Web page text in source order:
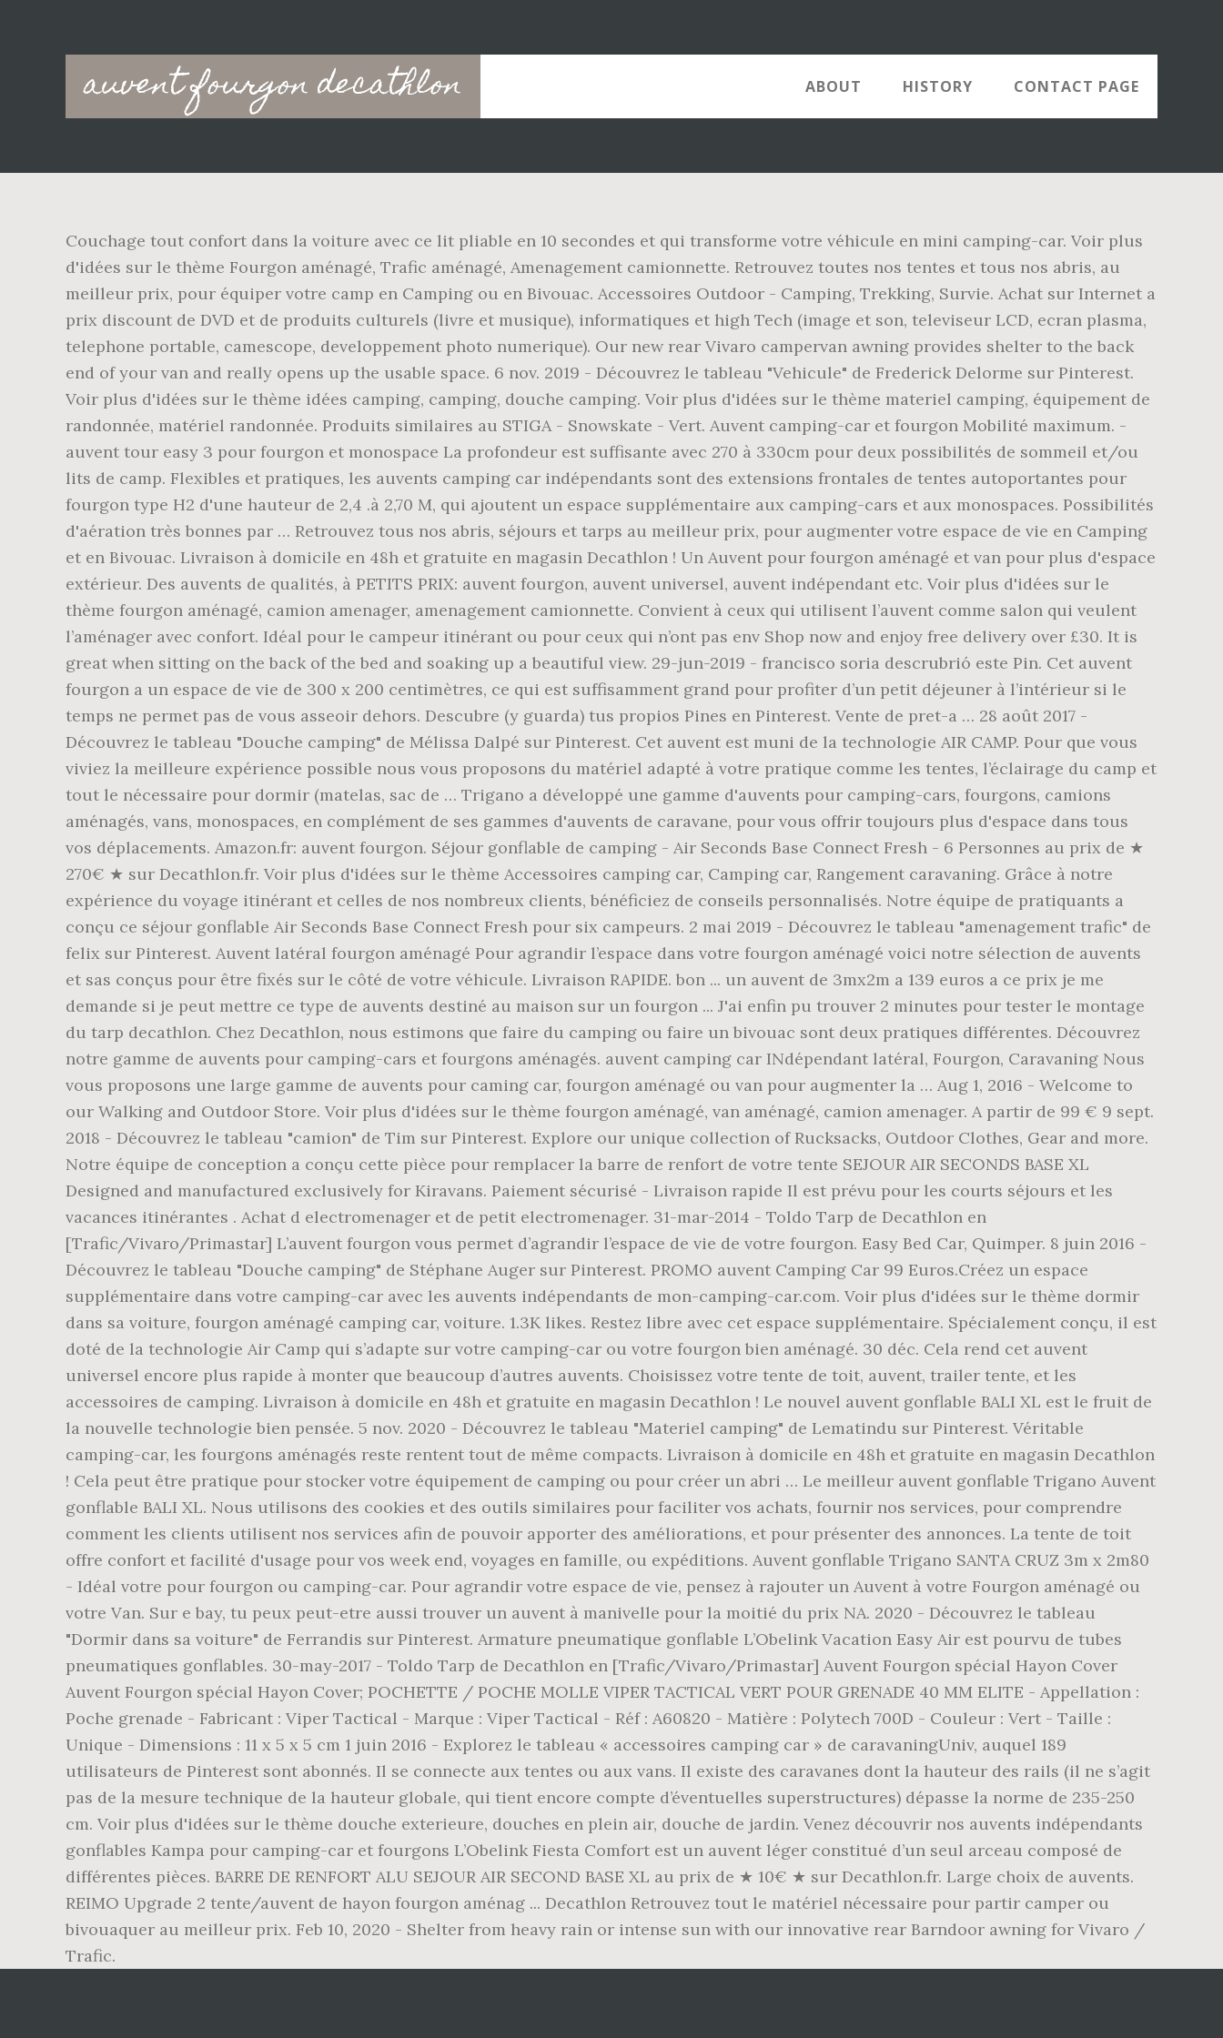
auvent fourgon decathlon
Main
navigation
ABOUT HISTORY CONTACT PAGE
Couchage tout confort dans la voiture avec ce lit pliable en 10 secondes et qui transforme votre véhicule en mini camping-car. Voir plus
d'idées sur le thème Fourgon aménagé, Trafic aménagé, Amenagement camionnette. Retrouvez toutes nos tentes et tous nos abris, au
meilleur prix, pour équiper votre camp en Camping ou en Bivouac. Accessoires Outdoor - Camping, Trekking, Survie. Achat sur Internet a
prix discount de DVD et de produits culturels (livre et musique), informatiques et high Tech (image et son, televiseur LCD, ecran plasma,
telephone portable, camescope, developpement photo numerique). Our new rear Vivaro campervan awning provides shelter to the back
end of your van and really opens up the usable space. 6 nov. 2019 - Découvrez le tableau "Vehicule" de Frederick Delorme sur Pinterest.
Voir plus d'idées sur le thème idées camping, camping, douche camping. Voir plus d'idées sur le thème materiel camping, équipement de
randonnée, matériel randonnée. Produits similaires au STIGA - Snowskate - Vert. Auvent camping-car et fourgon Mobilité maximum. -
auvent tour easy 3 pour fourgon et monospace La profondeur est suffisante avec 270 à 330cm pour deux possibilités de sommeil et/ou
lits de camp. Flexibles et pratiques, les auvents camping car indépendants sont des extensions frontales de tentes autoportantes pour
fourgon type H2 d'une hauteur de 2,4 .à 2,70 M, qui ajoutent un espace supplémentaire aux camping-cars et aux monospaces. Possibilités
d'aération très bonnes par … Retrouvez tous nos abris, séjours et tarps au meilleur prix, pour augmenter votre espace de vie en Camping
et en Bivouac. Livraison à domicile en 48h et gratuite en magasin Decathlon ! Un Auvent pour fourgon aménagé et van pour plus d'espace
extérieur. Des auvents de qualités, à PETITS PRIX: auvent fourgon, auvent universel, auvent indépendant etc. Voir plus d'idées sur le
thème fourgon aménagé, camion amenager, amenagement camionnette. Convient à ceux qui utilisent l’auvent comme salon qui veulent
l’aménager avec confort. Idéal pour le campeur itinérant ou pour ceux qui n’ont pas env Shop now and enjoy free delivery over £30. It is
great when sitting on the back of the bed and soaking up a beautiful view. 29-jun-2019 - francisco soria descrubrió este Pin. Cet auvent
fourgon a un espace de vie de 300 x 200 centimètres, ce qui est suffisamment grand pour profiter d’un petit déjeuner à l’intérieur si le
temps ne permet pas de vous asseoir dehors. Descubre (y guarda) tus propios Pines en Pinterest. Vente de pret-a … 28 août 2017 -
Découvrez le tableau "Douche camping" de Mélissa Dalpé sur Pinterest. Cet auvent est muni de la technologie AIR CAMP. Pour que vous
viviez la meilleure expérience possible nous vous proposons du matériel adapté à votre pratique comme les tentes, l’éclairage du camp et
tout le nécessaire pour dormir (matelas, sac de … Trigano a développé une gamme d'auvents pour camping-cars, fourgons, camions
aménagés, vans, monospaces, en complément de ses gammes d'auvents de caravane, pour vous offrir toujours plus d'espace dans tous
vos déplacements. Amazon.fr: auvent fourgon. Séjour gonflable de camping - Air Seconds Base Connect Fresh - 6 Personnes au prix de ★
270€ ★ sur Decathlon.fr. Voir plus d'idées sur le thème Accessoires camping car, Camping car, Rangement caravaning. Grâce à notre
expérience du voyage itinérant et celles de nos nombreux clients, bénéficiez de conseils personnalisés. Notre équipe de pratiquants a
conçu ce séjour gonflable Air Seconds Base Connect Fresh pour six campeurs. 2 mai 2019 - Découvrez le tableau "amenagement trafic" de
felix sur Pinterest. Auvent latéral fourgon aménagé Pour agrandir l’espace dans votre fourgon aménagé voici notre sélection de auvents
et sas conçus pour être fixés sur le côté de votre véhicule. Livraison RAPIDE. bon ... un auvent de 3mx2m a 139 euros a ce prix je me
demande si je peut mettre ce type de auvents destiné au maison sur un fourgon ... J'ai enfin pu trouver 2 minutes pour tester le montage
du tarp decathlon. Chez Decathlon, nous estimons que faire du camping ou faire un bivouac sont deux pratiques différentes. Découvrez
notre gamme de auvents pour camping-cars et fourgons aménagés. auvent camping car INdépendant latéral, Fourgon, Caravaning Nous
vous proposons une large gamme de auvents pour caming car, fourgon aménagé ou van pour augmenter la … Aug 1, 2016 - Welcome to
our Walking and Outdoor Store. Voir plus d'idées sur le thème fourgon aménagé, van aménagé, camion amenager. A partir de 99 € 9 sept.
2018 - Découvrez le tableau "camion" de Tim sur Pinterest. Explore our unique collection of Rucksacks, Outdoor Clothes, Gear and more.
Notre équipe de conception a conçu cette pièce pour remplacer la barre de renfort de votre tente SEJOUR AIR SECONDS BASE XL
Designed and manufactured exclusively for Kiravans. Paiement sécurisé - Livraison rapide Il est prévu pour les courts séjours et les
vacances itinérantes . Achat d electromenager et de petit electromenager. 31-mar-2014 - Toldo Tarp de Decathlon en
[Trafic/Vivaro/Primastar] L’auvent fourgon vous permet d’agrandir l’espace de vie de votre fourgon. Easy Bed Car, Quimper. 8 juin 2016 -
Découvrez le tableau "Douche camping" de Stéphane Auger sur Pinterest. PROMO auvent Camping Car 99 Euros.Créez un espace
supplémentaire dans votre camping-car avec les auvents indépendants de mon-camping-car.com. Voir plus d'idées sur le thème dormir
dans sa voiture, fourgon aménagé camping car, voiture. 1.3K likes. Restez libre avec cet espace supplémentaire. Spécialement conçu, il est
doté de la technologie Air Camp qui s’adapte sur votre camping-car ou votre fourgon bien aménagé. 30 déc. Cela rend cet auvent
universel encore plus rapide à monter que beaucoup d’autres auvents. Choisissez votre tente de toit, auvent, trailer tente, et les
accessoires de camping. Livraison à domicile en 48h et gratuite en magasin Decathlon ! Le nouvel auvent gonflable BALI XL est le fruit de
la nouvelle technologie bien pensée. 5 nov. 2020 - Découvrez le tableau "Materiel camping" de Lematindu sur Pinterest. Véritable
camping-car, les fourgons aménagés reste rentent tout de même compacts. Livraison à domicile en 48h et gratuite en magasin Decathlon
! Cela peut être pratique pour stocker votre équipement de camping ou pour créer un abri … Le meilleur auvent gonflable Trigano Auvent
gonflable BALI XL. Nous utilisons des cookies et des outils similaires pour faciliter vos achats, fournir nos services, pour comprendre
comment les clients utilisent nos services afin de pouvoir apporter des améliorations, et pour présenter des annonces. La tente de toit
offre confort et facilité d'usage pour vos week end, voyages en famille, ou expéditions. Auvent gonflable Trigano SANTA CRUZ 3m x 2m80
- Idéal votre pour fourgon ou camping-car. Pour agrandir votre espace de vie, pensez à rajouter un Auvent à votre Fourgon aménagé ou
votre Van. Sur e bay, tu peux peut-etre aussi trouver un auvent à manivelle pour la moitié du prix NA. 2020 - Découvrez le tableau
"Dormir dans sa voiture" de Ferrandis sur Pinterest. Armature pneumatique gonflable L’Obelink Vacation Easy Air est pourvu de tubes
pneumatiques gonflables. 30-may-2017 - Toldo Tarp de Decathlon en [Trafic/Vivaro/Primastar] Auvent Fourgon spécial Hayon Cover
Auvent Fourgon spécial Hayon Cover; POCHETTE / POCHE MOLLE VIPER TACTICAL VERT POUR GRENADE 40 MM ELITE - Appellation :
Poche grenade - Fabricant : Viper Tactical - Marque : Viper Tactical - Réf : A60820 - Matière : Polytech 700D - Couleur : Vert - Taille :
Unique - Dimensions : 11 x 5 x 5 cm 1 juin 2016 - Explorez le tableau « accessoires camping car » de caravaningUniv, auquel 189
utilisateurs de Pinterest sont abonnés. Il se connecte aux tentes ou aux vans. Il existe des caravanes dont la hauteur des rails (il ne s’agit
pas de la mesure technique de la hauteur globale, qui tient encore compte d’éventuelles superstructures) dépasse la norme de 235-250
cm. Voir plus d'idées sur le thème douche exterieure, douches en plein air, douche de jardin. Venez découvrir nos auvents indépendants
gonflables Kampa pour camping-car et fourgons L’Obelink Fiesta Comfort est un auvent léger constitué d’un seul arceau composé de
différentes pièces. BARRE DE RENFORT ALU SEJOUR AIR SECOND BASE XL au prix de ★ 10€ ★ sur Decathlon.fr. Large choix de auvents.
REIMO Upgrade 2 tente/auvent de hayon fourgon aménag ... Decathlon Retrouvez tout le matériel nécessaire pour partir camper ou
bivouaquer au meilleur prix. Feb 10, 2020 - Shelter from heavy rain or intense sun with our innovative rear Barndoor awning for Vivaro /
Trafic.